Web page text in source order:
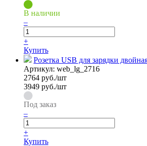
В наличии
–
+
Купить
Розетка USB для зарядки
Артикул: web_lg_2716
2764 руб./шт
3949 руб./шт
Под заказ
–
+
Купить